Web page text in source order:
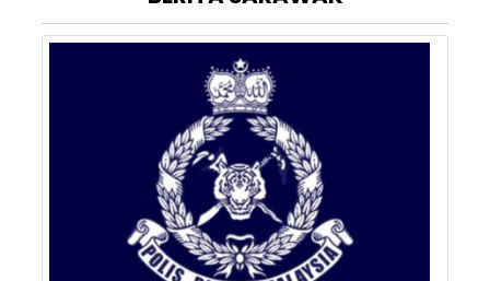
PENDING
P195-N11
BATU LINTANG
KOTA SENTOSA
BATU KITANG
BATU KAWAH
ASAJAYA
MUARA TUANG
STAKAN
SEREMBU
MAMBONG